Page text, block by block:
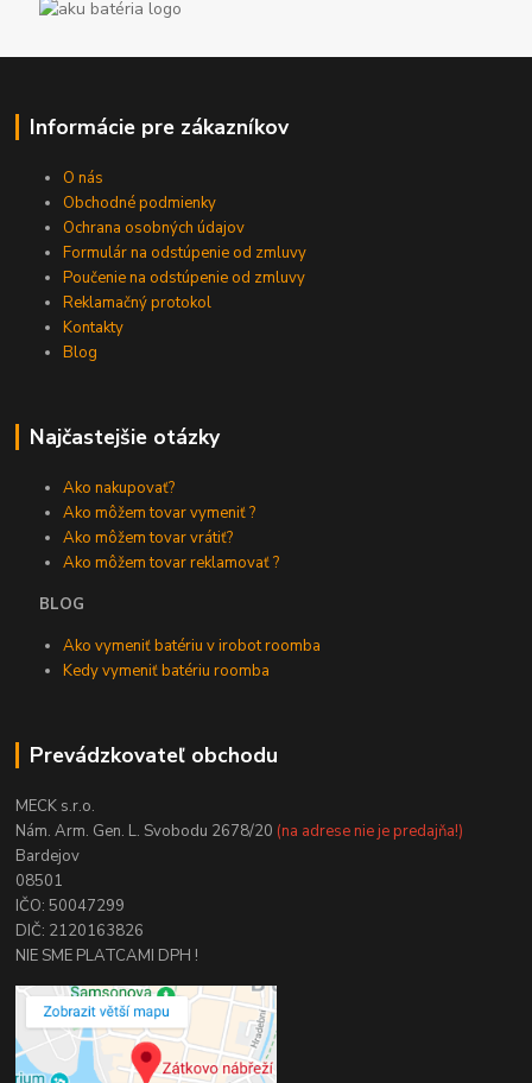
Informácie pre zákazníkov
O nás
Obchodné podmienky
Ochrana osobných údajov
Formulár na odstúpenie od zmluvy
Poučenie na odstúpenie od zmluvy
Reklamačný protokol
Kontakty
Blog
Najčastejšie otázky
Ako nakupovať?
Ako môžem tovar vymeniť ?
Ako môžem tovar vrátiť?
Ako môžem tovar reklamovať ?
BLOG
Ako vymeniť batériu v irobot roomba
Kedy vymeniť batériu roomba
Prevádzkovateľ obchodu
MECK s.r.o.
Nám. Arm. Gen. L. Svobodu 2678/20 (na adrese nie je predajňa!)
Bardejov
08501
IČO: 50047299
DIČ: 2120163826
NIE SME PLATCAMI DPH !